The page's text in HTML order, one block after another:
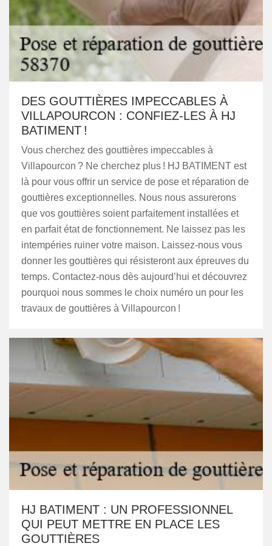
DES GOUTTIÈRES IMPECCABLES À
VILLAPOURCON : CONFIEZ-LES À HJ
BATIMENT !
Vous cherchez des gouttières impeccables à
Villapourcon ? Ne cherchez plus ! HJ BATIMENT est
là pour vous offrir un service de pose et réparation de
gouttières exceptionnelles. Nous nous assurerons
que vos gouttières soient parfaitement installées et
en parfait état de fonctionnement. Ne laissez pas les
intempéries ruiner votre maison. Laissez-nous vous
donner les gouttières qui résisteront aux épreuves du
temps. Contactez-nous dès aujourd’hui et découvrez
pourquoi nous sommes le choix numéro un pour les
travaux de gouttières à Villapourcon !
HJ BATIMENT : UN PROFESSIONNEL
QUI PEUT METTRE EN PLACE LES
GOUTTIÈRES